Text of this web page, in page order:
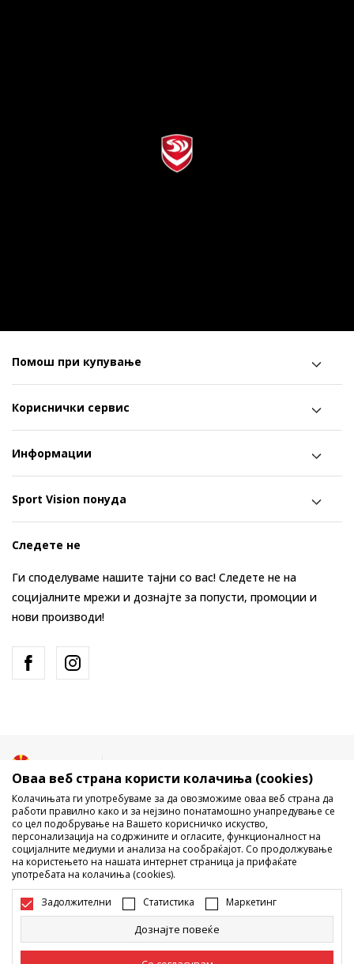
Помош при купување
Кориснички сервис
Информации
Sport Vision понуда
Следете не
Ги споделуваме нашите тајни со вас! Следете не на
социјалните мрежи и дознајте за попусти, промоции и
нови производи!
Не е дозволено превземање или користење на содржината од
интернет страните на Sport Vision, делумно или целосно a се
однесува на логоа, трговски марки, комерцијални содржини, ниту
истите да се отстапуваат на трети лица, јавно да се објавуваат или да
се користат за било какви цели, без писмена согласност од БДС.МК
ДООЕЛ.
Настојуваме да бидеме што попрецизни во описот на производот,
Оваа веб страна користи колачиња (cookies)
Колачињата ги употребуваме за да овозможиме оваа веб страна да
работи правилно како и за нејзино понатамошно унапредување се
со цел подобрување на Вашето корисничко искуство,
персонализација на содржините и огласите, функционалност на
социјалните медиуми и анализа на сообраќајот. Со продолжување
на користењето на нашата интернет страница ја прифаќате
употребата на колачиња (cookies).
Задолжителни Статистика Маркетинг
Дознајте повеќе